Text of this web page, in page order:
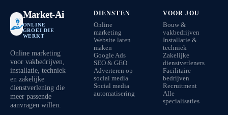
Market-Ai
ONLINE
GROEI DIE
WERKT
Online marketing
voor vakbedrijven,
installatie, techniek
en zakelijke
dienstverlening die
meer passende
aanvragen willen.
DIENSTEN
Online
marketing
Website laten
maken
Google Ads
SEO & GEO
Adverteren op
social media
Social media
automatisering
VOOR JOU
Bouw &
vakbedrijven
Installatie &
techniek
Zakelijke
dienstverleners
Facilitaire
bedrijven
Recruitment
Alle
specialisaties